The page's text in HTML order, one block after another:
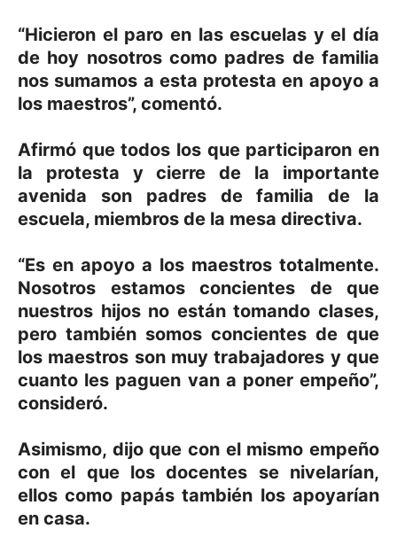
“Hicieron el paro en las escuelas y el día
de hoy nosotros como padres de familia
nos sumamos a esta protesta en apoyo a
los maestros”, comentó.
Afirmó que todos los que participaron en
la protesta y cierre de la importante
avenida son padres de familia de la
escuela, miembros de la mesa directiva.
“Es en apoyo a los maestros totalmente.
Nosotros estamos concientes de que
nuestros hijos no están tomando clases,
pero también somos concientes de que
los maestros son muy trabajadores y que
cuanto les paguen van a poner empeño”,
consideró.
Asimismo, dijo que con el mismo empeño
con el que los docentes se nivelarían,
ellos como papás también los apoyarían
en casa.